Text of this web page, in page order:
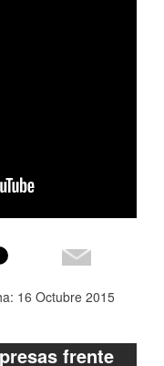
16 Octubre 2015
frente